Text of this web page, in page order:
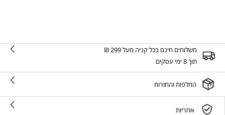
משלוחים חינם בכל קניה מעל 299 ₪
תוך 8 ימי עסקים
החלפות והחזרות
אחריות